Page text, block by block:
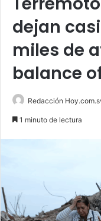
dejan
miles de
balance
Redacción
1 minuto de lectura